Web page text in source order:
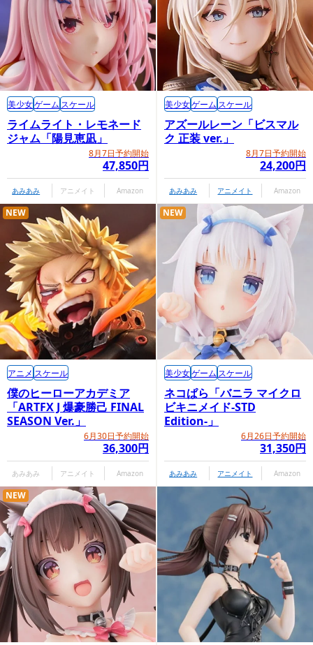
ライムライト・レモネード
ジャム「陽見恵凪」
8月7日予約開始
47,850円
美少女ゲーム スケール
あみあみ アニメイト Amazon
アズールレーン「ビスマル
ク 正装 ver.」
8月7日予約開始
24,200円
美少女ゲーム スケール
あみあみ アニメイト Amazon
僕のヒーローアカデミア
「ARTFX J 爆豪勝己 FINAL
SEASON Ver.」
6月30日予約開始
36,300円
NEW
アニメ スケール
あみあみ アニメイト Amazon
ネコぱら「バニラ マイクロ
ビキニメイド-STD
Edition-」
6月26日予約開始
31,350円
NEW
美少女ゲーム スケール
あみあみ アニメイト Amazon
NEW